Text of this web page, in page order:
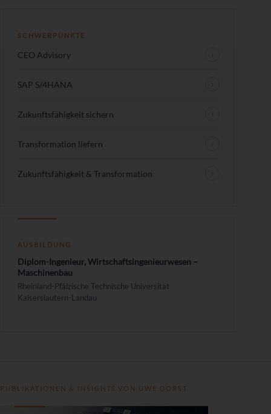
SCHWERPUNKTE
CEO Advisory
SAP S/4HANA
Zukunftsfähigkeit sichern
Transformation liefern
Zukunftsfähigkeit & Transformation
AUSBILDUNG
Diplom-Ingenieur, Wirtschaftsingenieurwesen –
Maschinenbau
Rheinland-Pfälzische Technische Universität
Kaiserslautern-Landau
PUBLIKATIONEN & INSIGHTS VON UWE DORST
Publikationen